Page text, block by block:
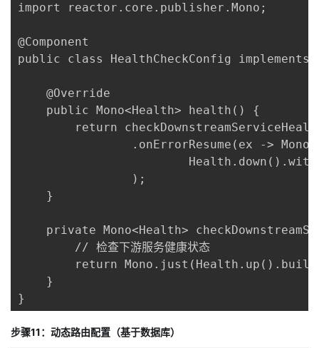
import reactor.core.publisher.Mono;
@Component
public class HealthCheckConfig
    @Override
    public Mono<Health> health() {
return
.onErrorResume(ex ->
                );
    }
private Mono<Health>
        // 检查下游服务健康状态
return
    }
}
步骤11：动态路由配置（基于数据库）